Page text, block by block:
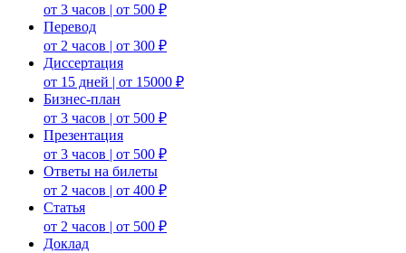
от 3 часов | от 500 ₽
Перевод
от 2 часов | от 300 ₽
Диссертация
от 15 дней | от 15000 ₽
Бизнес-план
от 3 часов | от 500 ₽
Презентация
от 3 часов | от 500 ₽
Ответы на билеты
от 2 часов | от 400 ₽
Статья
от 2 часов | от 500 ₽
Доклад